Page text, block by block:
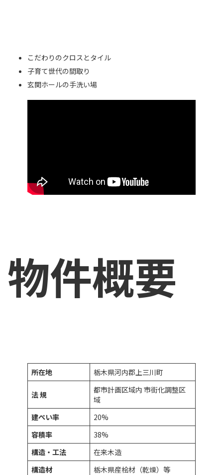
こだわりのクロスとタイル
子育て世代の間取り
玄関ホールの手洗い場
物件概要
所在地 栃木県河内郡上三川町
法 規
都市計画区域内 市街化調整区
域
建ぺい率
20%
容積率
38%
構造・工法
在来木造
構造材
栃木県産桧材（乾燥）等